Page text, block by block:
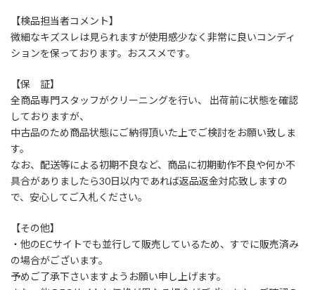
【検品担当者コメント】
微細なキズスレは見られますが使用感少なく非常に良いコンディ
ションを保っております。おススメです。
【保 証】
全商品専門スタッフがクリーニングを行い、 出荷前に状態を確認
しておりますが、
中古品のため商品状態にご納得頂いた上でご検討をお願い致しま
す。
なお、配送等による初期不良など、商品に初期動作不良や何か不
具合がありましたら30日以内であれば返品返金対応致しますの
で、安心してご入札ください。
【その他】
・他のECサイトでも並行して販売しているため、すでに販売済み
の場合がございます。
予めご了承下さいますようお願い申し上げます。